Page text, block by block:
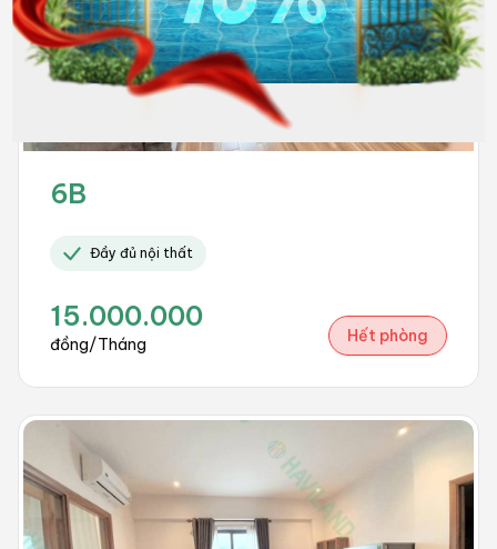
6B
Đầy đủ nội thất
15.000.000
đồng/Tháng Hết phòng